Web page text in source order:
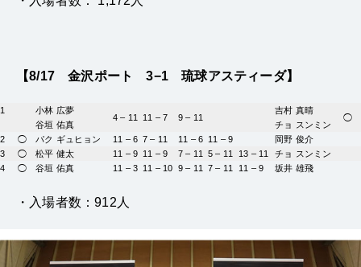
【8/17金沢ポート 3−1 琉球アスティーダ】
1 小林 広夢
4 – 11 11 – 7 9 – 11
吉村 真晴
◯
谷垣 佑真
チョ スンミン
2
◯ パク ギュヒョン 11 – 6 7 – 11 11 – 6 11 – 9
岡野 俊介
3
◯ 松平 健太 11 – 9 11 – 9 7 – 11 5 – 11 13 – 11
チョ スンミン
4
◯ 谷垣 佑真 11 – 3 11 – 10 9 – 11 7 – 11 11 – 9 坂井 雄飛
・入場者数：912人